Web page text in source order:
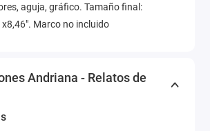
aguja, gráfico. Tamaño final:
Marco no incluido
Andriana - Relatos de